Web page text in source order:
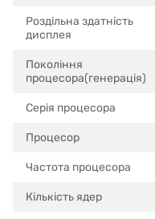
Роздільна здатність
дисплея
Покоління
процесора(генерація)
Серія процесора
Процесор
Частота процесора
Кількість ядер